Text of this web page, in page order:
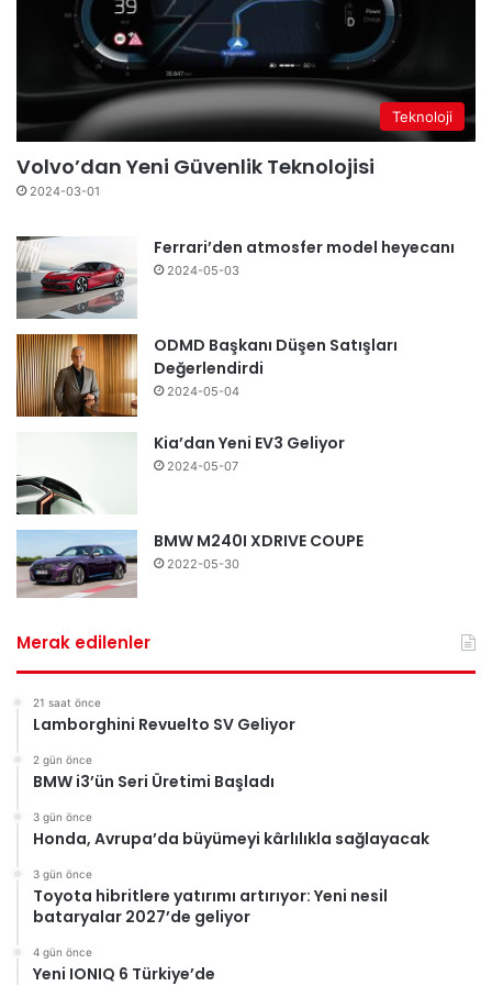
Teknoloji
Volvo’dan Yeni Güvenlik Teknolojisi
2024-03-01
Ferrari’den atmosfer model heyecanı
2024-05-03
ODMD Başkanı Düşen Satışları
Değerlendirdi
2024-05-04
Kia’dan Yeni EV3 Geliyor
2024-05-07
BMW M240I XDRIVE COUPE
2022-05-30
Merak edilenler
21 saat önce
Lamborghini Revuelto SV Geliyor
2 gün önce
BMW i3’ün Seri Üretimi Başladı
3 gün önce
Honda, Avrupa’da büyümeyi kârlılıkla sağlayacak
3 gün önce
Toyota hibritlere yatırımı artırıyor: Yeni nesil
bataryalar 2027’de geliyor
4 gün önce
Yeni IONIQ 6 Türkiye’de